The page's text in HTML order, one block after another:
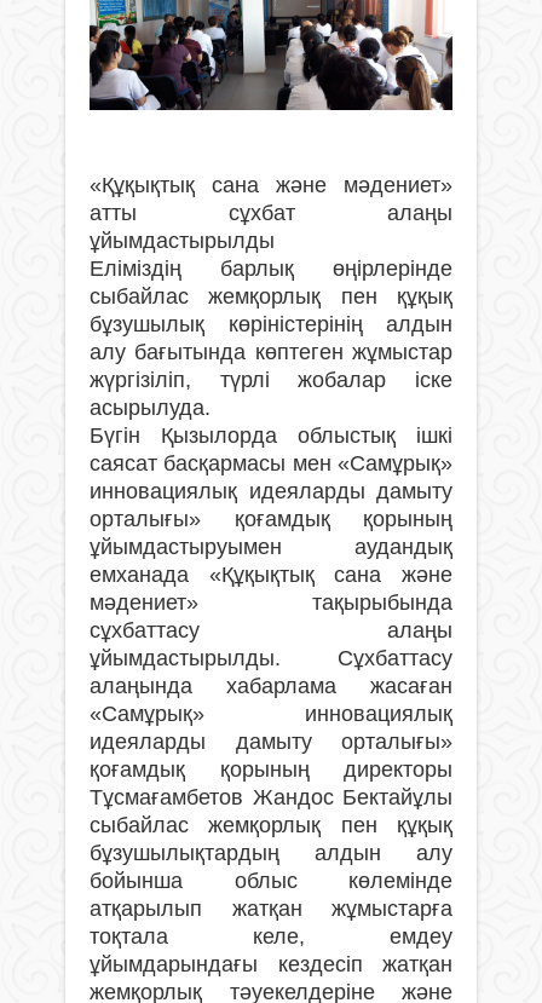
«Құқықтық сана және мәдениет»
атты сұхбат алаңы
ұйымдастырылды
Еліміздің барлық өңірлерінде
сыбайлас жемқорлық пен құқық
бұзушылық көріністерінің алдын
алу бағытында көптеген жұмыстар
жүргізіліп, түрлі жобалар іске
асырылуда.
Бүгін Қызылорда облыстық ішкі
саясат басқармасы мен «Самұрық»
инновациялық идеяларды дамыту
орталығы» қоғамдық қорының
ұйымдастыруымен аудандық
емханада «Құқықтық сана және
мәдениет» тақырыбында
сұхбаттасу алаңы
ұйымдастырылды. Сұхбаттасу
алаңында хабарлама жасаған
«Самұрық» инновациялық
идеяларды дамыту орталығы»
қоғамдық қорының директоры
Тұсмағамбетов Жандос Бектайұлы
сыбайлас жемқорлық пен құқық
бұзушылықтардың алдын алу
бойынша облыс көлемінде
атқарылып жатқан жұмыстарға
тоқтала келе, емдеу
ұйымдарындағы кездесіп жатқан
жемқорлық тәуекелдеріне және